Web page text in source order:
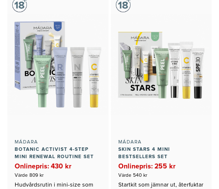
MÁDARA
BOTANIC ACTIVIST 4-STEP
MINI RENEWAL ROUTINE SET
Onlinepris: 430 kr
Värde 809 kr
Hudvårdsrutin i mini-size som
MÁDARA
SKIN STARS 4 MINI
BESTSELLERS SET
Onlinepris: 255 kr
Värde 540 kr
Startkit som jämnar ut, återfuktar